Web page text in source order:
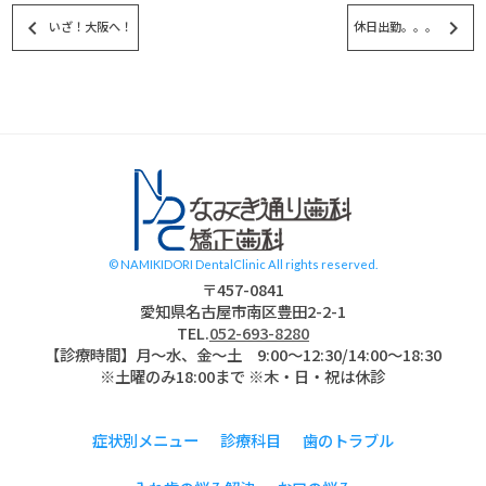
keyboard_arrow_left いざ！大阪へ！ 休日出勤。。。 keyboard_arrow_right
© NAMIKIDORI DentalClinic All rights reserved.
〒457-0841
愛知県名古屋市南区豊田2-2-1
TEL.052-693-8280
【診療時間】月〜水、金～土 9:00〜12:30/14:00～18:30
※土曜のみ18:00まで ※木・日・祝は休診
症状別メニュー 診療科目 歯のトラブル